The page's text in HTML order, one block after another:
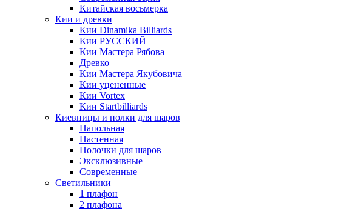
Китайская восьмерка
Кии и древки
Кии Dinamika Billiards
Кии РУССКИЙ
Кии Мастера Рябова
Древко
Кии Мастера Якубовича
Кии уцененные
Кии Vortex
Кии Startbilliards
Киевницы и полки для шаров
Напольная
Настенная
Полочки для шаров
Эксклюзивные
Современные
Светильники
1 плафон
2 плафона